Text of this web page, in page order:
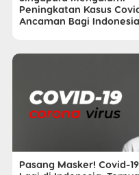
Peningkatan Kasus
Ancaman Bagi
Pasang Masker! Covid-